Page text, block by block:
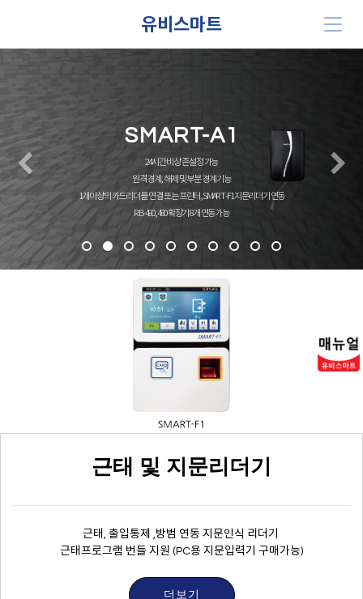
유비스마트
SMART-A1
24시간 비상 존 설정 가능
원격경계 , 해제 및 부분 경계 기능
1개 이상의 카드리더를 연결 또는 프린터 , SMART-F1 지문리더기 연동
RB-490 , 480 확장기 8개 연동가능
Previous
근태 및 지문리더기
근태, 출입통제 ,방범 연동 지문인식 리더기
근태프로그램 번들 지원 (PC용 지문입력기 구매가능)
더보기